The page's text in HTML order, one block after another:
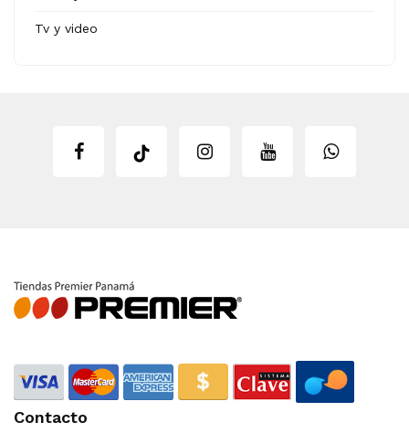
Tv y video
Contacto